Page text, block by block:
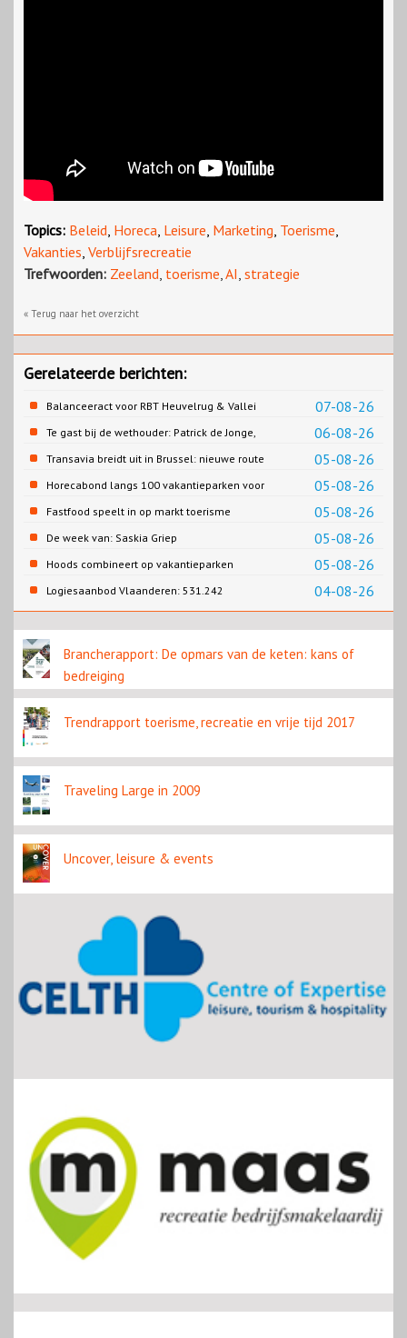
Topics: Beleid, Horeca, Leisure, Marketing, Toerisme,
Vakanties, Verblijfsrecreatie
Trefwoorden: Zeeland, toerisme,AI, strategie
« Terug naar het overzicht
Gerelateerde berichten:
07-08-26
Balanceeract voor RBT Heuvelrug & Vallei
06-08-26
Te gast bij de wethouder: Patrick de Jonge,
Gemeente Emmen
05-08-26
Transavia breidt uit in Brussel: nieuwe route
naar Porto
05-08-26
Horecabond langs 100 vakantieparken voor
Cao-recreatie
05-08-26
Fastfood speelt in op markt toerisme
05-08-26
De week van: Saskia Griep
05-08-26
Hoods combineert op vakantieparken
recreatie en wonen
04-08-26
Logiesaanbod Vlaanderen: 531.242
slaapplaatsen
Brancherapport: De opmars van de keten: kans of
bedreiging
Trendrapport toerisme, recreatie en vrije tijd 2017
Traveling Large in 2009
Uncover, leisure & events